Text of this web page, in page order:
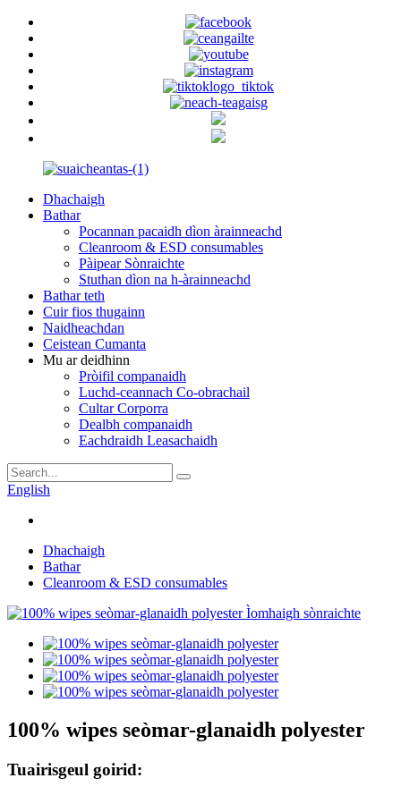
Dhachaigh
Bathar
Pocannan pacaidh dìon àrainneachd
Cleanroom & ESD consumables
Pàipear Sònraichte
Stuthan dìon na h-àrainneachd
Bathar teth
Cuir fios thugainn
Naidheachdan
Ceistean Cumanta
Mu ar deidhinn
Pròifil companaidh
Luchd-ceannach Co-obrachail
Cultar Corporra
Dealbh companaidh
Eachdraidh Leasachaidh
English
Dhachaigh
Bathar
Cleanroom & ESD consumables
100% wipes seòmar-glanaidh polyester
Tuairisgeul goirid: